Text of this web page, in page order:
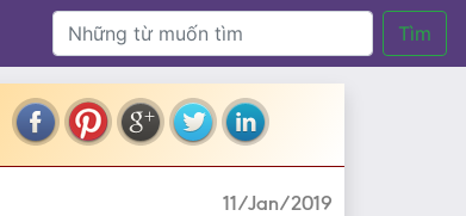
Tìm
11/Jan/2019